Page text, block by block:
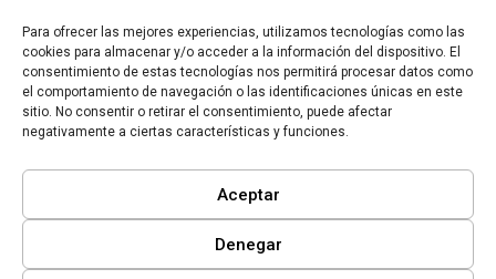
Para ofrecer las mejores experiencias, utilizamos tecnologías como las
cookies para almacenar y/o acceder a la información del dispositivo. El
consentimiento de estas tecnologías nos permitirá procesar datos como
el comportamiento de navegación o las identificaciones únicas en este
sitio. No consentir o retirar el consentimiento, puede afectar
negativamente a ciertas características y funciones.
Aceptar
Denegar
Tecnologías Digitales
Aumenta la rentabilidad en la
hostelería gracias a la
Tecnologías Digitales
IA en Acción: Cómo pueden
beneficiarse las PYME